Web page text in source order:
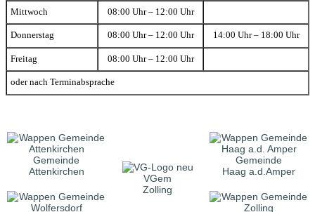
Mittwoch 08:00 Uhr – 12:00 Uhr
Donnerstag 08:00 Uhr – 12:00 Uhr 14:00 Uhr – 18:00 Uhr
Freitag 08:00 Uhr – 12:00 Uhr
oder nach Terminabsprache
Gemeinde
Attenkirchen
VGem
Zolling
Gemeinde
Haag a.d.Amper